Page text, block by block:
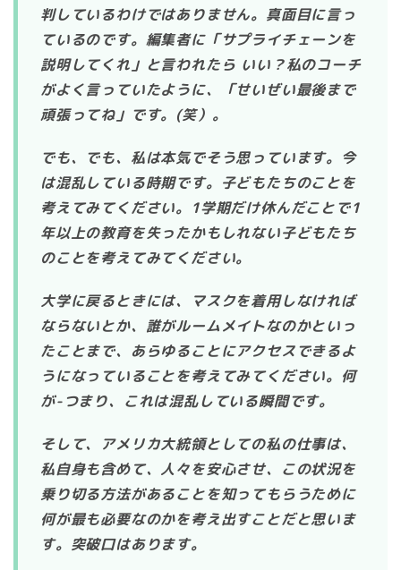
判しているわけではありません。真面目に言っ
ているのです。編集者に「サプライチェーンを
説明してくれ」と言われたら いい？私のコーチ
がよく言っていたように、「せいぜい最後まで
頑張ってね」です。(笑）。
でも、でも、私は本気でそう思っています。今
は混乱している時期です。子どもたちのことを
考えてみてください。1学期だけ休んだことで1
年以上の教育を失ったかもしれない子どもたち
のことを考えてみてください。
大学に戻るときには、マスクを着用しなければ
ならないとか、誰がルームメイトなのかといっ
たことまで、あらゆることにアクセスできるよ
うになっていることを考えてみてください。何
が-つまり、これは混乱している瞬間です。
そして、アメリカ大統領としての私の仕事は、
私自身も含めて、人々を安心させ、この状況を
乗り切る方法があることを知ってもらうために
何が最も必要なのかを考え出すことだと思いま
す。突破口はあります。